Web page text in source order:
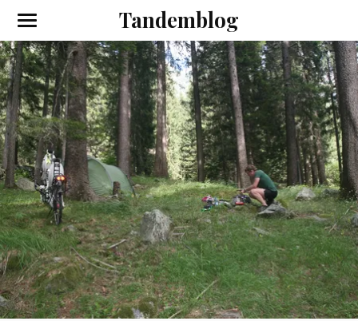
Tandemblog